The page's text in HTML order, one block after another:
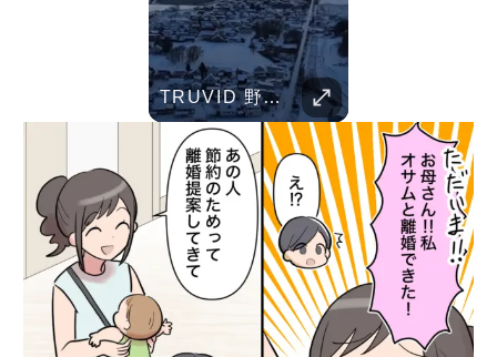
TRUVID 野生の北海道 – 雪と自然